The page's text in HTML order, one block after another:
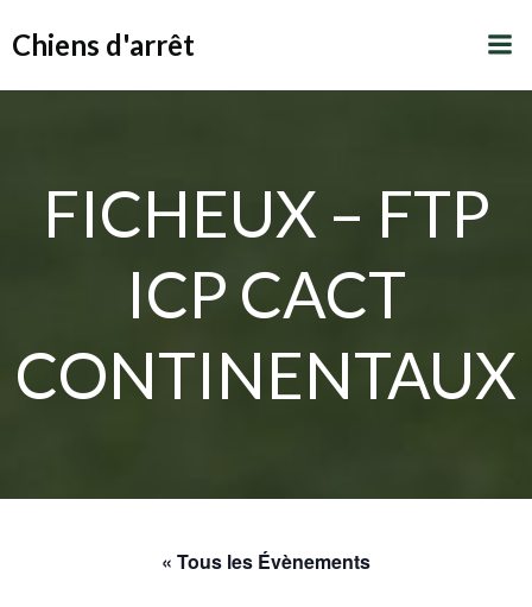
Chiens d'arrêt
FICHEUX – FTP
ICP CACT
CONTINENTAUX
« Tous les Évènements